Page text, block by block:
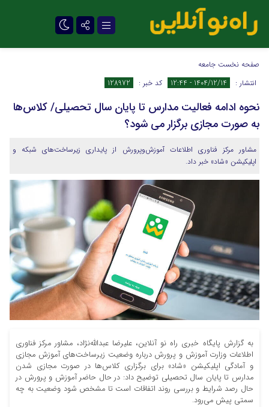
تلگرام
صفحه نخست جامعه
انتشار :
1404/12/14 - 12:44 کد خبر : 128972
نحوه ادامه فعالیت مدارس تا پایان سال تحصیلی/ کلاس‌ها
به صورت مجازی برگزار می شود؟
مشاور مرکز فناوری اطلاعات آموزش‌وپرورش از پایداری زیرساخت‌های شبکه و
اپلیکیشن «شاد» خبر داد.
به گزارش پایگاه خبری راه نو آنلاین، علیرضا عبدالله‌نژاد، مشاور مرکز فناوری
اطلاعات وزارت آموزش و پرورش درباره وضعیت زیرساخت‌های آموزش مجازی
و آمادگی اپلیکیشن «شاد» برای برگزاری کلاس‌ها در صورت مجازی شدن
مدارس تا پایان سال تحصیلی توضیح داد: در حال حاضر آموزش و پرورش در
حال رصد شرایط و بررسی روند اتفاقات است تا مشخص شود وضعیت به چه
سمتی پیش می‌رود.